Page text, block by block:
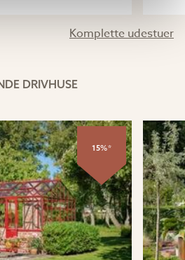
Komplette udestuer
DRIVHUSE
15%*